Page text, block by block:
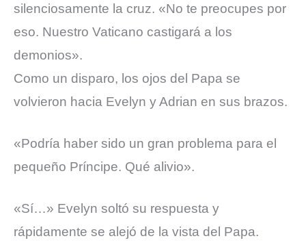
silenciosamente la cruz. «No te preocupes por
eso. Nuestro Vaticano castigará a los
demonios».
Como un disparo, los ojos del Papa se
volvieron hacia Evelyn y Adrian en sus brazos.
«Podría haber sido un gran problema para el
pequeño Príncipe. Qué alivio».
«Sí…» Evelyn soltó su respuesta y
rápidamente se alejó de la vista del Papa.